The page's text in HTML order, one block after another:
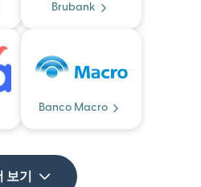
Brubank
Banco Macro
보기